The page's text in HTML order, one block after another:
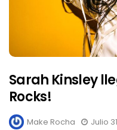
Sarah Kinsley
Rocks!
Make Rocha Julio